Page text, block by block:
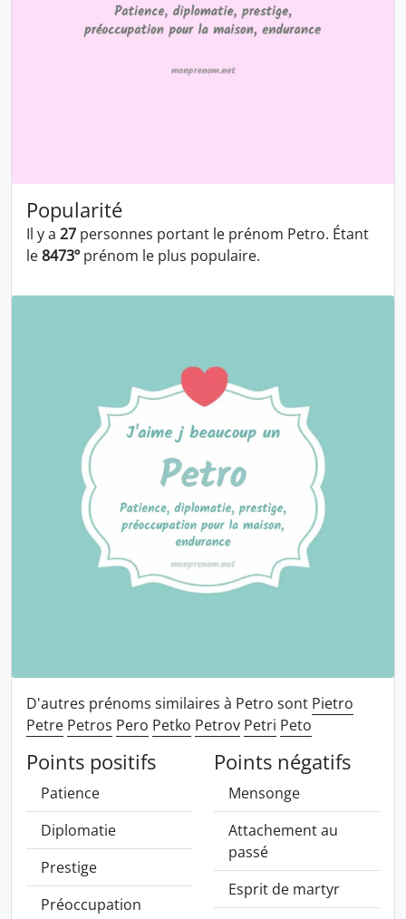
Popularité
Il y a 27 personnes portant le prénom Petro. Étant
le8473º prénom le plus populaire.
D'autres prénoms similaires à Petro sont Pietro
Petre Petros Pero Petko Petrov Petri Peto
Points positifs
Patience
Diplomatie
Prestige
Préoccupation
Points négatifs
Mensonge
Attachement au
passé
Esprit de martyr